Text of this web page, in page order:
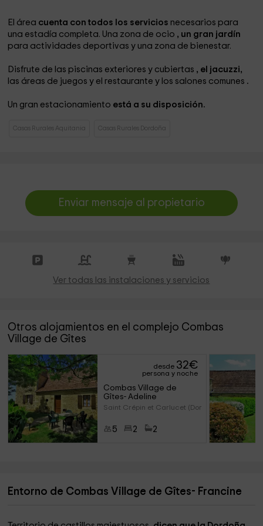
El área cuenta con todos los servicios necesarios para
una estadía completa. Una zona de ocio , un gran jardín
para actividades deportivasy una zona de bienestar.
Disfrute de las piscinas exteriores y cubiertas , el jacuzzi,
las áreas de juegos y el restaurante y los salones comunes .
Un gran estacionamiento está a su disposición.
Casas Rurales Aquitania Casas Rurales Dordoña
Enviar mensaje al propietario
Ver todas las instalaciones y servicios
Otros alojamientos en el complejo Combas
Village de Gîtes
desde 32€
persona y noche
Combas Village de
Gîtes- Adeline
Saint Crépin et Carlucet (Dor
5 2 2
Entorno de Combas Village de Gîtes- Francine